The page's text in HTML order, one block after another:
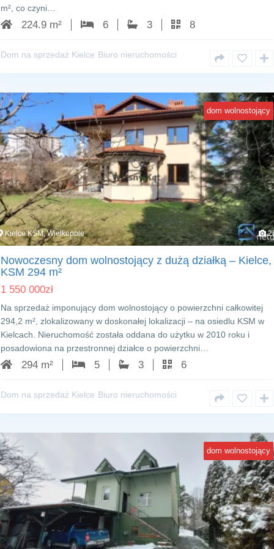
m², co czyni…
224.9 m² 6 3 8
Dom na sprzedaż Kielce Biuro nieruchomości
dom wolnostojący
Kielce KSM, Wielkopole
Nowoczesny dom wolnostojący z dużą działką – Kielce,
KSM 294 m²
1 550 000zł
Na sprzedaż imponujący dom wolnostojący o powierzchni całkowitej
294,2 m², zlokalizowany w doskonałej lokalizacji – na osiedlu KSM w
Kielcach. Nieruchomość została oddana do użytku w 2010 roku i
posadowiona na przestronnej działce o powierzchni…
294 m² 5 3 6
Dom na sprzedaż Kielce Biuro nieruchomości
dom wolnostojący